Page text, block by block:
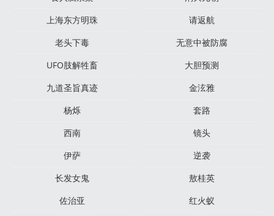
上海东方明珠
请返航
老头下毒
无意中被防腐
UFO肢解牲畜
大胆预测
九道圣旨真迹
金泫雅
杨烁
套路
西南
镜头
伊萨
逆袭
长发女鬼
敖桂英
佐治亚
红火蚁